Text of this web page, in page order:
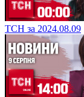
ТСН за 2024.08.09